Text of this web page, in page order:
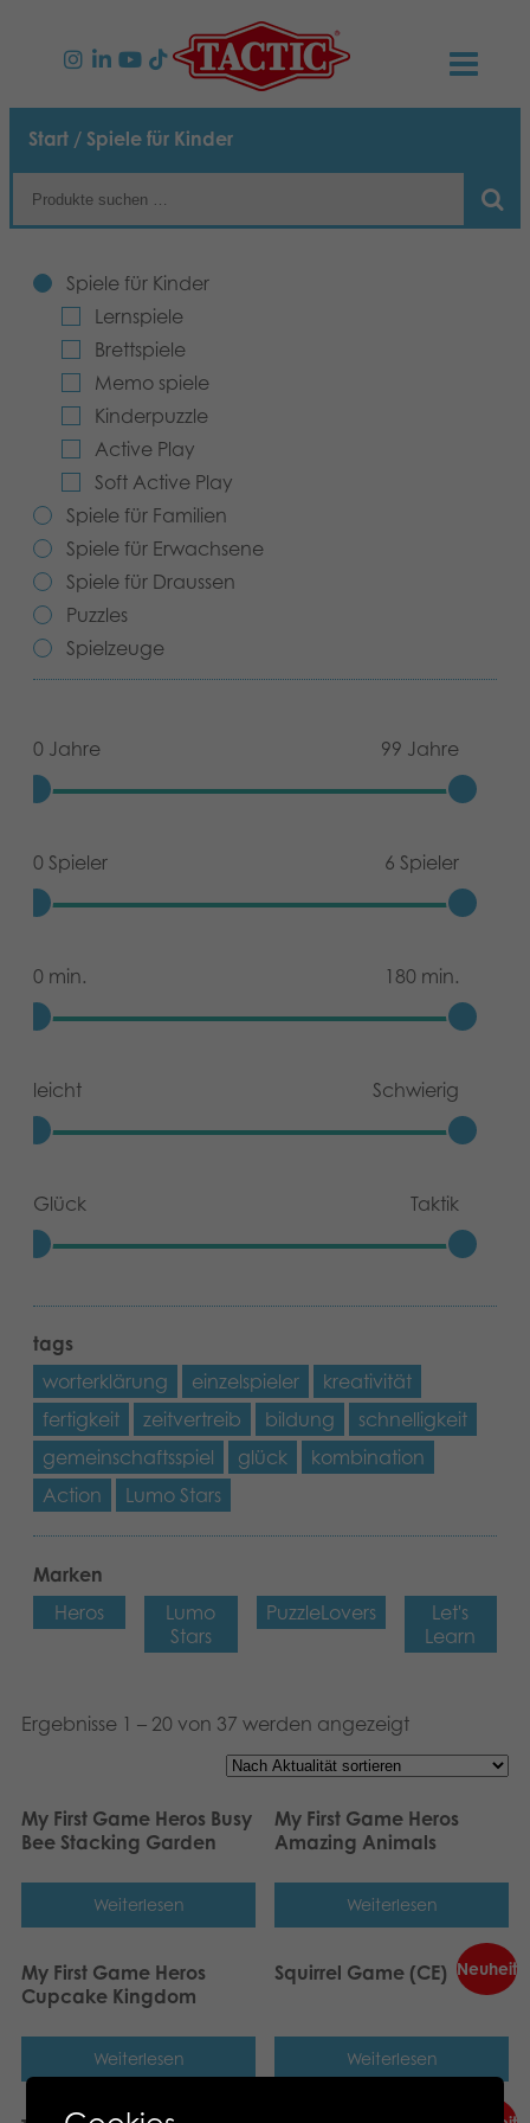
PRODUKTE
Spiele für Kinder
Spiele für Erwachsene
Spiele für Draussen
Puzzles
Spielzeuge
Archivierte Produkte
Digitale Anwendungen
NEUIGKEITEN
Verhaltensregeln
Verantwortung
Unsere Geschichte
KONTAKT
Kontaktieren Sie Uns
Links
Medien
Start / Spiele für Kinder
Spiele für Kinder
Lernspiele
Brettspiele
Memo spiele
Kinderpuzzle
Active Play
Soft Active Play
Spiele für Familien
Spiele für Erwachsene
Spiele für Draussen
Puzzles
Spielzeuge
0 Jahre 99 Jahre
0 Spieler 6 Spieler
0 min. 180 min.
leicht Schwierig
Glück Taktik
tags
worterklärung
einzelspieler
kreativität
fertigkeit
zeitvertreib bildung
schnelligkeit
gemeinschaftsspiel
glück
kombination
Action
Lumo Stars
Marken
Heros
Lumo
Stars
PuzzleLovers
Let's
Learn
Ergebnisse 1 – 20 von 37 werden angezeigt
My First Game Heros Busy
Bee Stacking Garden
Weiterlesen
My First Game Heros
Amazing Animals
Weiterlesen
My First Game Heros
Cupcake Kingdom
Weiterlesen
Neuheit
Squirrel Game (CE)
Weiterlesen